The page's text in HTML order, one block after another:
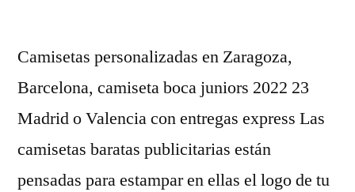
Camisetas personalizadas en Zaragoza,
Barcelona, camiseta boca juniors 2022 23
Madrid o Valencia con entregas express Las
camisetas baratas publicitarias están
pensadas para estampar en ellas el logo de tu